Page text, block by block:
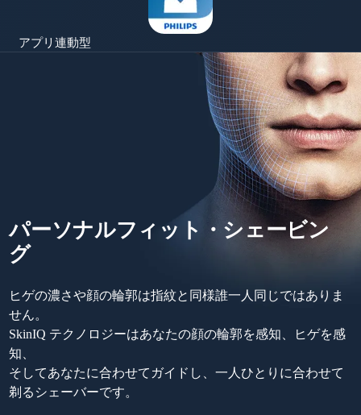
アプリ連動型
パーソナルフィット・シェービン
グ
ヒゲの濃さや顔の輪郭は指紋と同様誰一人同じではありま
せん。
SkinIQ テクノロジーはあなたの顔の輪郭を感知、ヒゲを感
知、
そしてあなたに合わせてガイドし、一人ひとりに合わせて
剃るシェーバーです。